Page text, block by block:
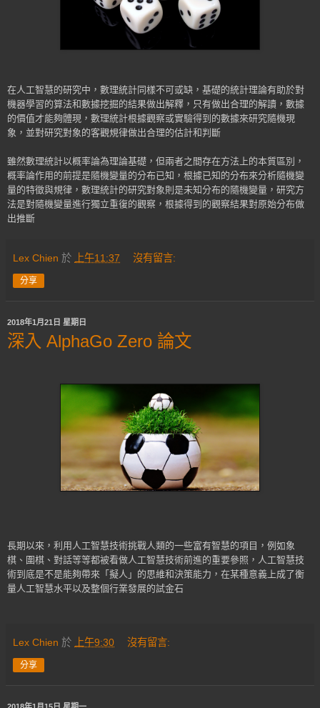
在人工智慧的研究中，數理統計同樣不可或缺，基礎的統計理論有助於對
機器學習的算法和數據挖掘的結果做出解釋，只有做出合理的解讀，數據
的價值才能夠體現，數理統計根據觀察或實驗得到的數據來研究隨機現
象，並對研究對象的客觀規律做出合理的估計和判斷
雖然數理統計以概率論為理論基礎，但兩者之間存在方法上的本質區別，
概率論作用的前提是隨機變量的分布已知，根據已知的分布來分析隨機變
量的特徵與規律，數理統計的研究對象則是未知分布的隨機變量，研究方
法是對隨機變量進行獨立重復的觀察，根據得到的觀察結果對原始分布做
出推斷
Lex Chien 於 上午11:37 沒有留言:
分享
2018年1月21日 星期日
深入 AlphaGo Zero 論文
長期以來，利用人工智慧技術挑戰人類的一些富有智慧的項目，例如象
棋、圍棋、對話等等都被看做人工智慧技術前進的重要參照，人工智慧技
術到底是不是能夠帶來「擬人」的思維和決策能力，在某種意義上成了衡
量人工智慧水平以及整個行業發展的試金石
Lex Chien 於 上午9:30 沒有留言:
分享